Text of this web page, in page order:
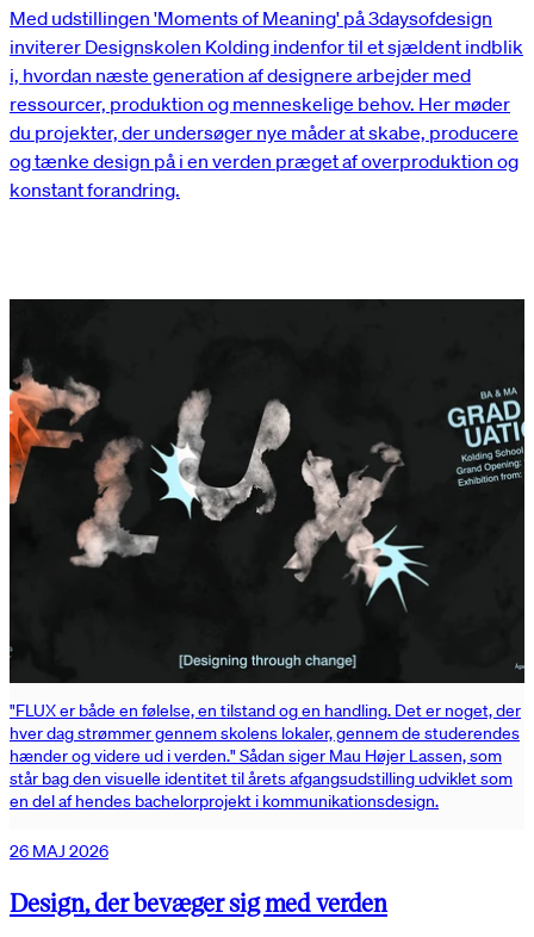
Med udstillingen 'Moments of Meaning' på 3daysofdesign
inviterer Designskolen Kolding indenfor til et sjældent indblik
i, hvordan næste generation af designere arbejder med
ressourcer, produktion og menneskelige behov. Her møder
du projekter, der undersøger nye måder at skabe, producere
og tænke design på i en verden præget af overproduktion og
konstant forandring.
"FLUX er både en følelse, en tilstand og en handling. Det er noget, der
hver dag strømmer gennem skolens lokaler, gennem de studerendes
hænder og videre ud i verden." Sådan siger Mau Højer Lassen, som
står bag den visuelle identitet til årets afgangsudstilling udviklet som
en del af hendes bachelorprojekt i kommunikationsdesign.
26 MAJ 2026
Design, der bevæger sig med verden